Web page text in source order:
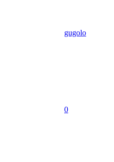
gugolo
0